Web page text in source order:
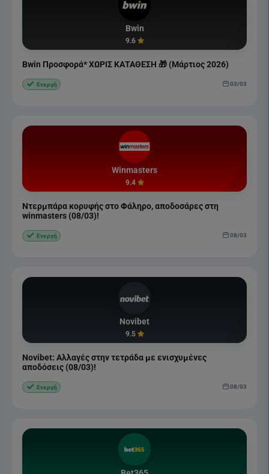
Bwin
9.6
Bwin Προσφορά* ΧΩΡΙΣ ΚΑΤΑΘΕΣΗ 🎁 (Μάρτιος 2026)
Ενεργή 03/03
Winmasters
9.4
Ντερμπάρα κορυφής στο Φάληρο, αποδοσάρες στη
winmasters (08/03)!
Ενεργή 08/03
Novibet
9.5
Novibet: Αλλαγές στην τετράδα με ενισχυμένες
αποδόσεις (08/03)!
Ενεργή 08/03